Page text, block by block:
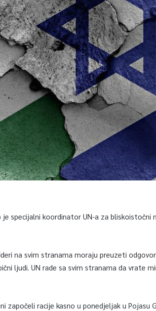
specijalni koordinator UN-a za bliskoistočni
na svim stranama moraju preuzeti
ljudi. UN rade sa svim stranama da vrate
racije kasno u ponedjeljak u Pojasu